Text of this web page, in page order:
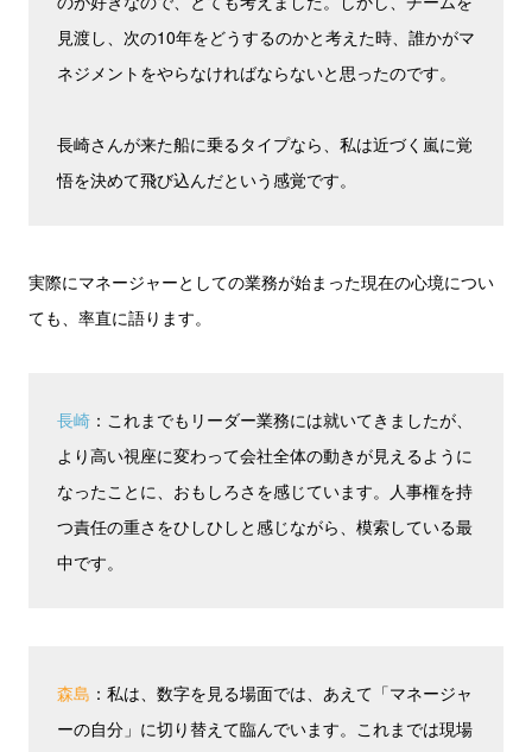
見渡し、次の10年をどうするのかと考えた時、誰かがマ
ネジメントをやらなければならないと思ったのです。
長崎さんが来た船に乗るタイプなら、私は近づく嵐に覚
悟を決めて飛び込んだという感覚です。
実際にマネージャーとしての業務が始まった現在の心境につい
ても、率直に語ります。
長崎 ：これまでもリーダー業務には就いてきましたが、
より高い視座に変わって会社全体の動きが見えるように
なったことに、おもしろさを感じています。人事権を持
つ責任の重さをひしひしと感じながら、模索している最
中です。
森島 ：私は、数字を見る場面では、あえて「マネージャ
ーの自分」に切り替えて臨んでいます。これまでは現場